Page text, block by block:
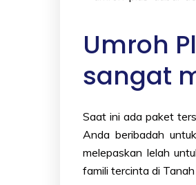
Umroh
sangat
Saat ini ada paket
Anda beribadah
melepaskan lelah
famili tercinta di Tanah